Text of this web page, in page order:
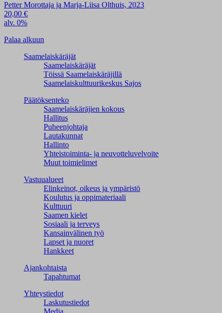
Petter Morottaja ja Marja-Liisa Olthuis, 2023
20,00 €
alv. 0%
Palaa alkuun
Saamelaiskäräjät
Saamelaiskäräjät
Töissä Saamelaiskäräjillä
Saamelaiskulttuuri­keskus Sajos
Päätöksenteko
Saamelaiskäräjien kokous
Hallitus
Puheenjohtaja
Lautakunnat
Hallinto
Yhteistoiminta- ja neuvotteluvelvoite
Muut toimielimet
Vastuualueet
Elinkeinot, oikeus ja ympäristö
Koulutus ja oppimateriaali
Kulttuuri
Saamen kielet
Sosiaali ja terveys
Kansainvälinen työ
Lapset ja nuoret
Hankkeet
Ajankohtaista
Tapahtumat
Yhteystiedot
Laskutustiedot